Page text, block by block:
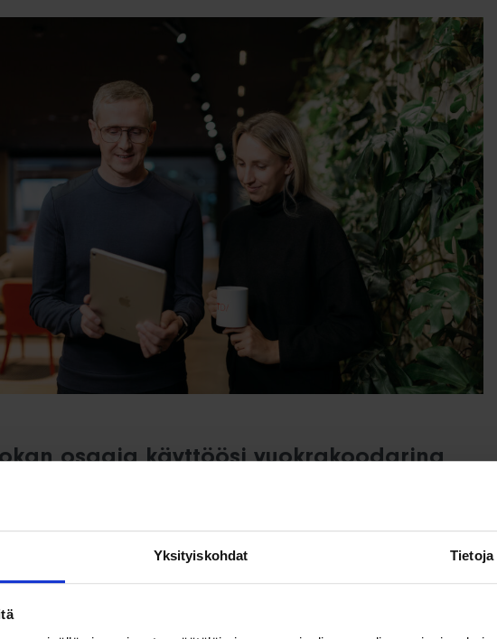
Yksityiskohdat Tietoja
osaaja käyttöösi vuokrakoodarina
Intiassa on jo satoja Suomeen muuttamaan halukkaita
heidän joukostaan ei löydy hakuprofiiliisi sopivaa,
väkirikkaimman maan Intian